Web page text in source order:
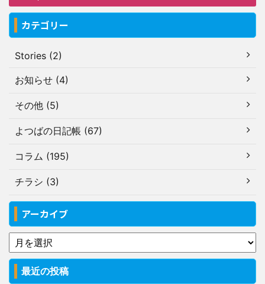
カテゴリー
Stories (2)
お知らせ (4)
その他 (5)
よつばの日記帳 (67)
コラム (195)
チラシ (3)
アーカイブ
最近の投稿